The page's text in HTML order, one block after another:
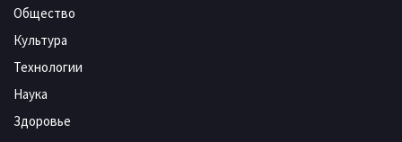
Общество
Культура
Технологии
Наука
Здоровье